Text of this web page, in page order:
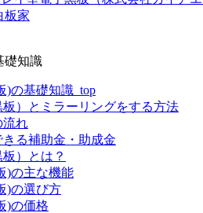
板家
礎知識
)の基礎知識_top
）とミラーリングをする方法
流れ
る補助金・助成金
）とは？
)の主な機能
)の選び方
)の価格